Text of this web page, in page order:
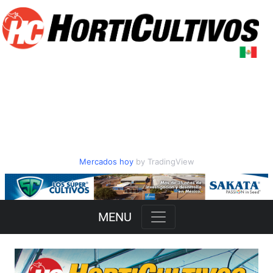
Mercados hoyby TradingView
Slide 1 of 3
MENU